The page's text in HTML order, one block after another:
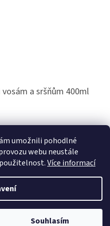
umožnili pohodlné
webu neustále
Více informací
Souhlasím
vosám a sršňům 400ml
z 5 hvězdiček.
HODNOCENÍ
Shoptet
. Všechna práva vyhrazena.